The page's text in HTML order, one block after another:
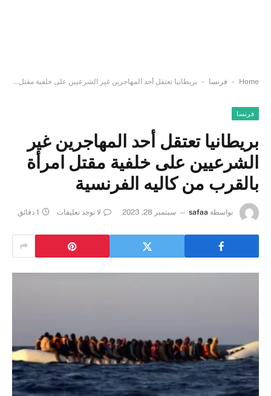
Home
- فرنسا - بريطانيا تعتقل أحد المهاجرين غير الشرعيين على خلفية مقتل امرأة بالقرب من كاليه الفرنسية
فرنسا
بريطانيا تعتقل أحد المهاجرين غير
الشرعيين على خلفية مقتل امرأة
بالقرب من كاليه الفرنسية
بواسطة safaa سبتمبر 28, 2023 لا توجد تعليقات 1 دقائق